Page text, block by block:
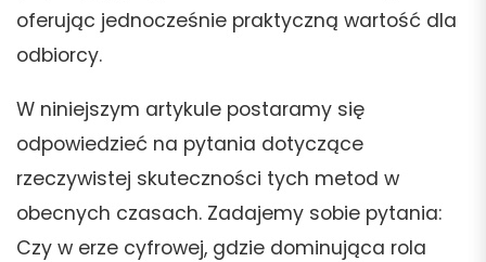
oferując jednocześnie praktyczną wartość dla
odbiorcy.
W niniejszym artykule postaramy się
odpowiedzieć na pytania dotyczące
rzeczywistej skuteczności tych metod w
obecnych czasach. Zadajemy sobie pytania:
Czy w erze cyfrowej, gdzie dominująca rola